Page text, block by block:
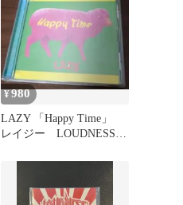
¥980
LAZY 「Happy Time」
レイジー LOUDNESS